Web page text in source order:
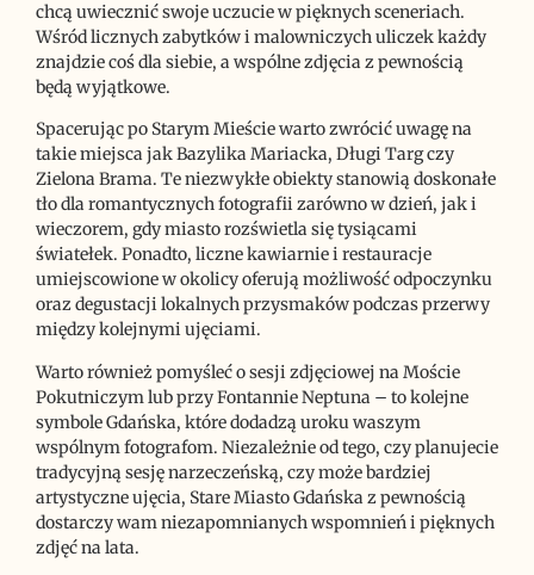
chcą uwiecznić swoje uczucie w pięknych sceneriach.
Wśród licznych zabytków i malowniczych uliczek każdy
znajdzie coś dla siebie, a wspólne zdjęcia z pewnością
będą wyjątkowe.
Spacerując po Starym Mieście warto zwrócić uwagę na
takie miejsca jak Bazylika Mariacka, Długi Targ czy
Zielona Brama. Te niezwykłe obiekty stanowią doskonałe
tło dla romantycznych fotografii zarówno w dzień, jak i
wieczorem, gdy miasto rozświetla się tysiącami
światełek. Ponadto, liczne kawiarnie i restauracje
umiejscowione w okolicy oferują możliwość odpoczynku
oraz degustacji lokalnych przysmaków podczas przerwy
między kolejnymi ujęciami.
Warto również pomyśleć o sesji zdjęciowej na Moście
Pokutniczym lub przy Fontannie Neptuna – to kolejne
symbole Gdańska, które dodadzą uroku waszym
wspólnym fotografom. Niezależnie od tego, czy planujecie
tradycyjną sesję narzeczeńską, czy może bardziej
artystyczne ujęcia, Stare Miasto Gdańska z pewnością
dostarczy wam niezapomnianych wspomnień i pięknych
zdjęć na lata.